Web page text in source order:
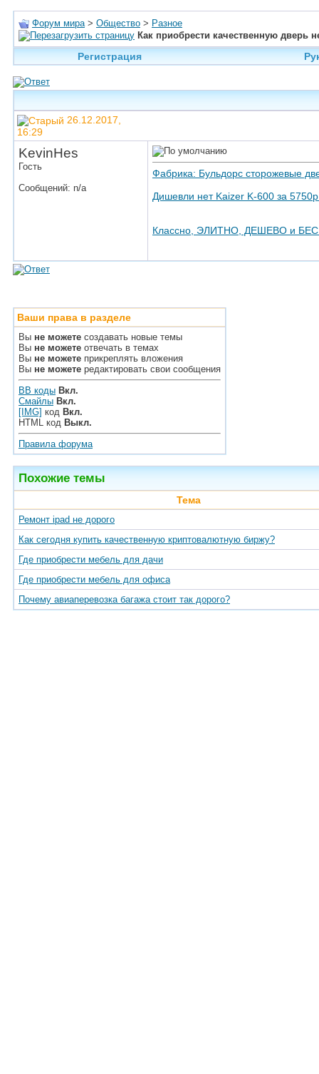
Форум мира > Общество > Разное
Как приобрести качественную дверь
Регистрация
26.12.2017,
16:29
KevinHes
Гость
Сообщений: n/a
Фабрика: Бульдорс сторожевые
Дишевли нет Kaizer K-600 за
Классно, ЭЛИТНО, ДЕШЕВО и
Ваши права в разделе
Вы не можете создавать новые темы
Вы не можете отвечать в темах
Вы не можете прикреплять вложения
Вы не можете редактировать свои сообщения
BB коды Вкл.
Смайлы Вкл.
[IMG] код Вкл.
HTML код Выкл.
Правила форума
Похожие темы
Тема
Ремонт ipad не дорого
Как сегодня купить качественную криптовалютную биржу?
Где приобрести мебель для дачи
Где приобрести мебель для офиса
Почему авиаперевозка багажа стоит так дорого?